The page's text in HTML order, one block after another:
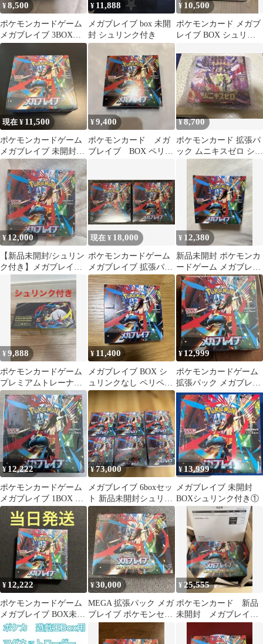
¥8,500
ポケモンカードゲーム
メガブレイブ 3BOXセ
ット シュリンク、ぺり
ぺりなし
¥ 11,888
メガブレイブ box 未開
封 シュリンク付き
¥ 10,500
ポケモンカード メガブ
レイブ BOX シュリン
品未開封
現在 ¥ 11,500
ポケモンカードゲーム
メガブレイブ 未開封
BOX
¥9,400
ポケモンカード メガ
ブレイブ BOX ペリペ
¥8,700
ポケモンカード 拡張パ
ック ムニキスゼロ シュ
¥12,000
【新品未開封/シュリン
ク付き】メガブレイブ
拡張パック 1BOX メガ
ルカリオ
現在 ¥ 18,000
ポケモンカードゲーム
メガブレイブ 拡張パッ
ク 2BOXセット
¥ 12,380
新品未開封 ポケモンカ
ードゲーム メガブレイ
ブBOX シュリンク付き
¥9,888
ポケモンカードゲーム
プレミアムトレーナー
ボックス MEGA シュリ
ンク付き
¥ 11,400
メガブレイブ BOX シ
ュリンクなし ペリペリ
付き 新品 未開封 ポケ
¥12,999
ポケモンカードゲーム
拡張パック メガブレイ
ブ 新品未開封シュリン
ク付き
¥ 12,222
ポケモンカードゲーム
メガブレイブ 1BOX 新
品未開封シュリンク付
¥73,000
メガブレイブ 6boxセッ
ト 新品未開封シュリン
ク付き
¥ 13,999
メガブレイブ 未開封
BOXシュリンク付き①
¥ 12,222
ポケモンカードゲーム
メガブレイブ BOX未開
封 シュリンク付き
¥30,000
MEGA 拡張パック メガ
ブレイブ ポケモンセン
ターセット ポケモンセ
ンター限定
¥25,555
ポケモンカード 新品
未開封 メガブレイブ